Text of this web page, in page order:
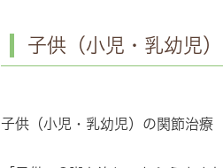
子供（小児・乳幼児
子供（小児・乳幼児）の関節治療